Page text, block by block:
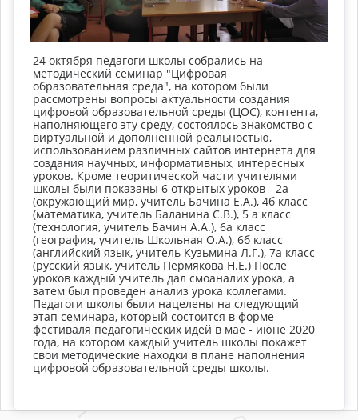
24 октября педагоги школы собрались на
методический семинар "Цифровая
образовательная среда", на котором были
рассмотрены вопросы актуальности создания
цифровой образовательной среды (ЦОС), контента,
наполняющего эту среду, состоялось знакомство с
виртуальной и дополненной реальностью,
использованием различных сайтов интернета для
создания научных, информативных, интересных
уроков. Кроме теоритической части учителями
школы были показаны 6 открытых уроков - 2а
(окружающий мир, учитель Бачина Е.А.), 4б класс
(математика, учитель Баланина С.В.), 5 а класс
(технология, учитель Бачин А.А.), 6а класс
(география, учитель Школьная О.А.), 6б класс
(английский язык, учитель Кузьмина Л.Г.), 7а класс
(русский язык, учитель Пермякова Н.Е.) После
уроков каждый учитель дал смоаналих урока, а
затем был проведен анализ урока коллегами.
Педагоги школы были нацелены на следующий
этап семинара, который состоится в форме
фестиваля педагогических идей в мае - июне 2020
года, на котором каждый учитель школы покажет
свои методические находки в плане наполнения
цифровой образовательной среды школы.